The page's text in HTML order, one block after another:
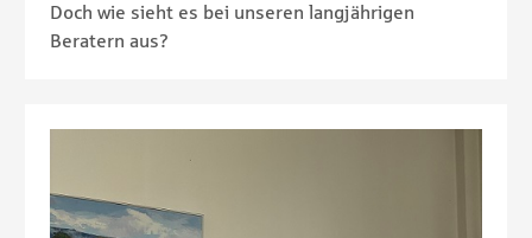
Doch wie sieht es bei unseren langjährigen
Beratern aus?